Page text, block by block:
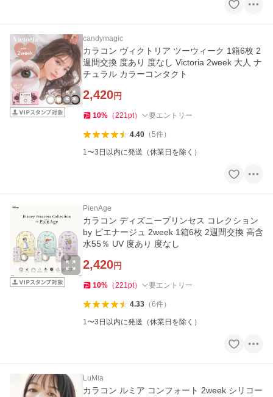
candymagic
カラコン ヴィクトリア ツーウィーク 1箱6枚 2
週間交換 度あり 度なし Victoria 2week 大人 ナ
チュラル カラーコンタクト
2,420円
10% （221pt） 要エントリー
4.40（5件）
1〜3日以内に発送（休業日を除く）
PienAge
カラコン ディズニープリンセス コレクション
by ピエナージュ 2week 1箱6枚 2週間交換 高含
水55％ UV 度あり 度なし
2,420円
10% （221pt） 要エントリー
4.33（6件）
1〜3日以内に発送（休業日を除く）
LuMia
カラコン ルミア コンフォート 2week シリコー